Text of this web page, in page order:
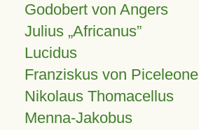
Godobert von Angers
Julius Africanus
Lucidus
Franziskus von Piceleone
Nikolaus Thomacellus
Menna-Jakobus